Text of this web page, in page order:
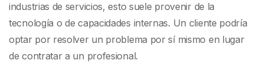
industrias de servicios, esto suele provenir de la
tecnología o de capacidades internas. Un cliente podría
optar por resolver un problema por sí mismo en lugar
de contratar a un profesional.